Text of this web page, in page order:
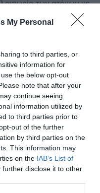
My Personal
to third parties, or
information for
the below opt-out
note that after your
continue seeing
information utilized by
to third parties prior to
out of the further
by third parties on the
This information may
on the IAB’s List of
further disclose it to other
των ατόμων με
- Συνάντηση
ιστορία της Σμύρνης»
ξεναγός-συγγραφέας
και φέτος ο
Κυριακή 16/10